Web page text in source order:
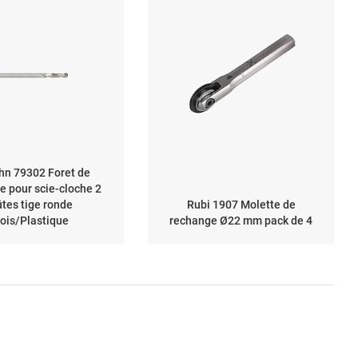
79302 Foret de
pour scie-cloche 2
tige ronde
Plastique
Rubi 1907 Molette de
rechange Ø22 mm pack de 4